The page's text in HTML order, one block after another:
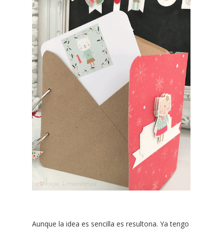
Aunque la idea es sencilla es resultona. Ya tengo